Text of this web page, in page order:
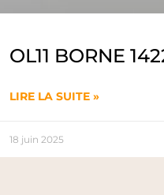
OL11 BORNE
LIRE LA SUITE »
18 juin 2025